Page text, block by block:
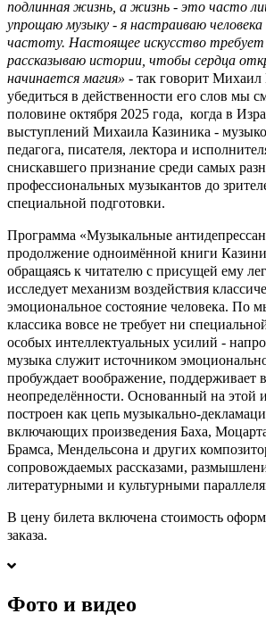
подлинная жизнь, а жизнь - это часто
упрощаю музыку - я настраиваю человека
частоту. Настоящее искусство
рассказываю истории, чтобы сердца
начинается магия» - так говорит Михаил
убедиться в действенности его слов мы
половине октября 2025 года, когда в
выступлений Михаила Казиника -
педагога, писателя, лектора и
снискавшего признание среди самых
профессиональных музыкантов до
специальной подготовки.
Программа «Музыкальные
продолжение одноимённой книги
обращаясь к читателю с присущей ему
исследует механизм воздействия
эмоциональное состояние человека. По
классика вовсе не требует ни
особых интеллектуальных усилий -
музыка служит источником
пробуждает воображение, поддерживает
неопределённости. Основанный на этой
построен как цепь музыкально-
включающих произведения Баха,
Брамса, Мендельсона и других
сопровождаемых рассказами,
литературными и культурными
В цену билета включена стоимость
заказа.
Фото и видео